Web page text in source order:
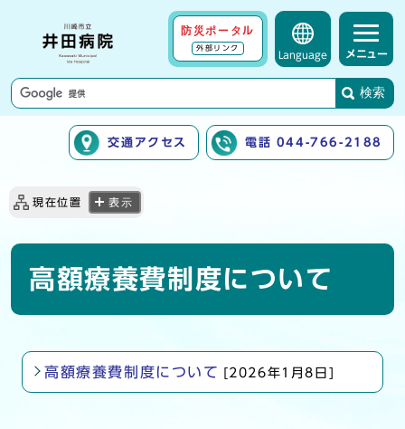
防災ポータル
外部リンク
Language メニュー
検索
交通アクセス 電話 044-766-2188
現在位置 表示
高額療養費制度について
高額療養費制度について [2026年1月8日]